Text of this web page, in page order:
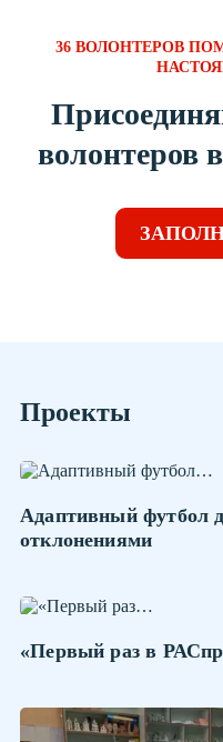
36 ВОЛОНТЕРОВ
волонтеров
Проекты
Адаптивный футбол
отклонениями
«Первый раз в